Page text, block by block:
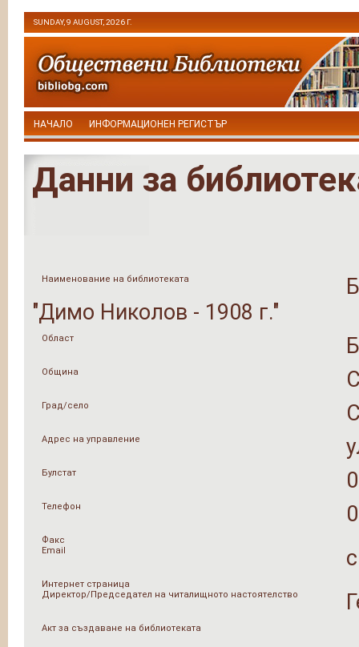
SUNDAY, 9 AUGUST, 2026 Г.
НАЧАЛО ИНФОРМАЦИОНЕН РЕГИСТЪР
Данни за
Наименование на библиотеката
"Димо Николов - 1908 г."
Област
Община
Град/село
Адрес на управление
Булстат
Телефон
Факс
Email
Интернет страница
Директор/Председател на читалищното настоятелство
Акт за създаване на библиотеката